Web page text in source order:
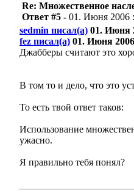
Re: Множественное
Ответ #5 - 01. Июня 2006
sedmin писал(а) 01. Июня
fez писал(а) 01. Июня
Джабберы считают это
В том то и дело, что это
То есть твой ответ таков:
Использование
ужасно.
Я правильно тебя понял?